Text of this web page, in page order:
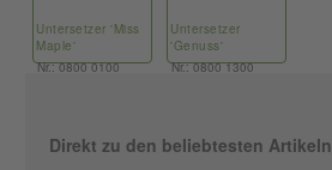
Untersetzer 'Miss
Maple'
Nr.: 0800 0100
Untersetzer
'Genuss'
Nr.: 0800 1300
Direkt zu den beliebtesten Artikeln